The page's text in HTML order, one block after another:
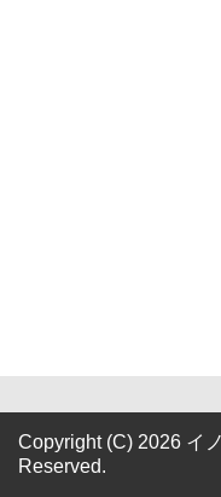
Copyright (C) 2026 イ
Reserved.